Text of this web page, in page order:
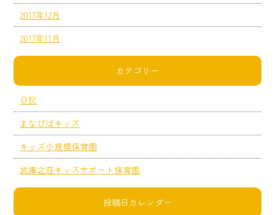
2017年12月
2017年11月
カテゴリー
日記
まなびばキッズ
キッズ小規模保育園
武庫之荘キッズサポート保育園
投稿日カレンダー